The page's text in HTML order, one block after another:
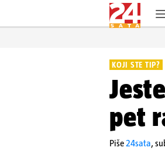
KOJI STE TIP?
pet
Piše24sata,